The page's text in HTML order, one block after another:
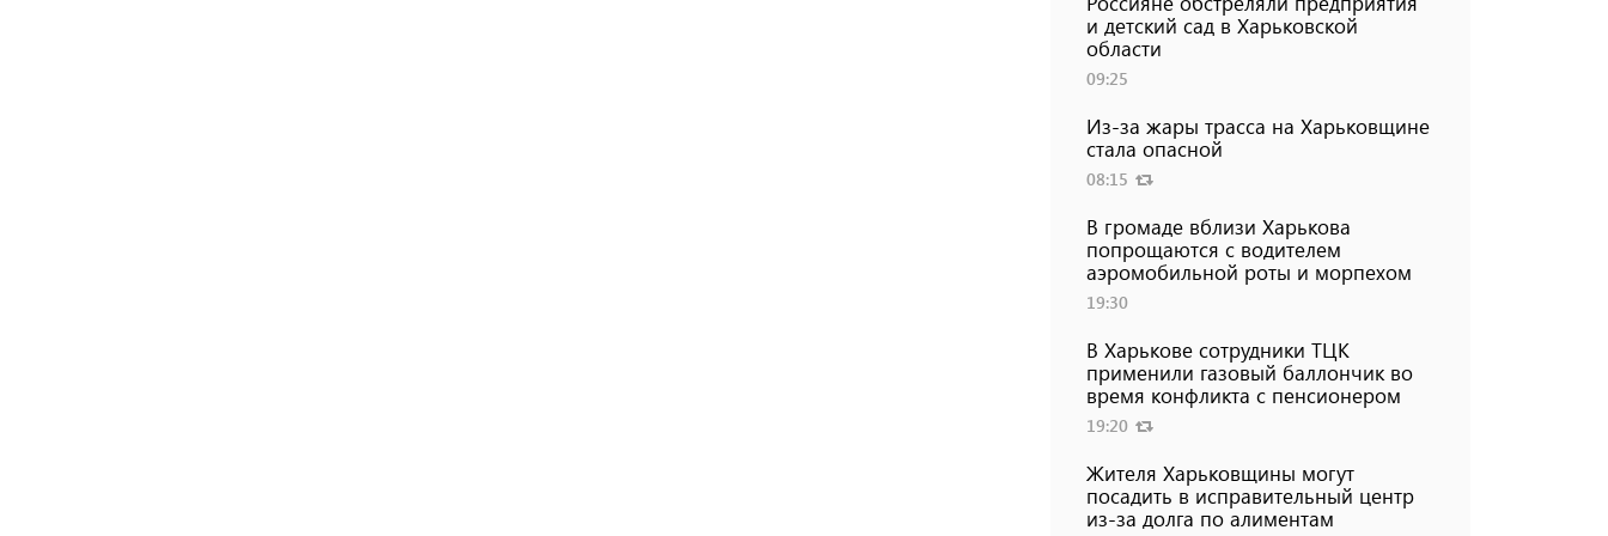
и детский сад в Харьковской
области
09:25
Из-за жары трасса на Харьковщине
стала опасной
08:15
В громаде вблизи Харькова
попрощаются с водителем
аэромобильной роты и морпехом
19:30
В Харькове сотрудники ТЦК
применили газовый баллончик во
время конфликта с пенсионером
19:20
Жителя Харьковщины могут
посадить в исправительный центр
из-за долга по алиментам